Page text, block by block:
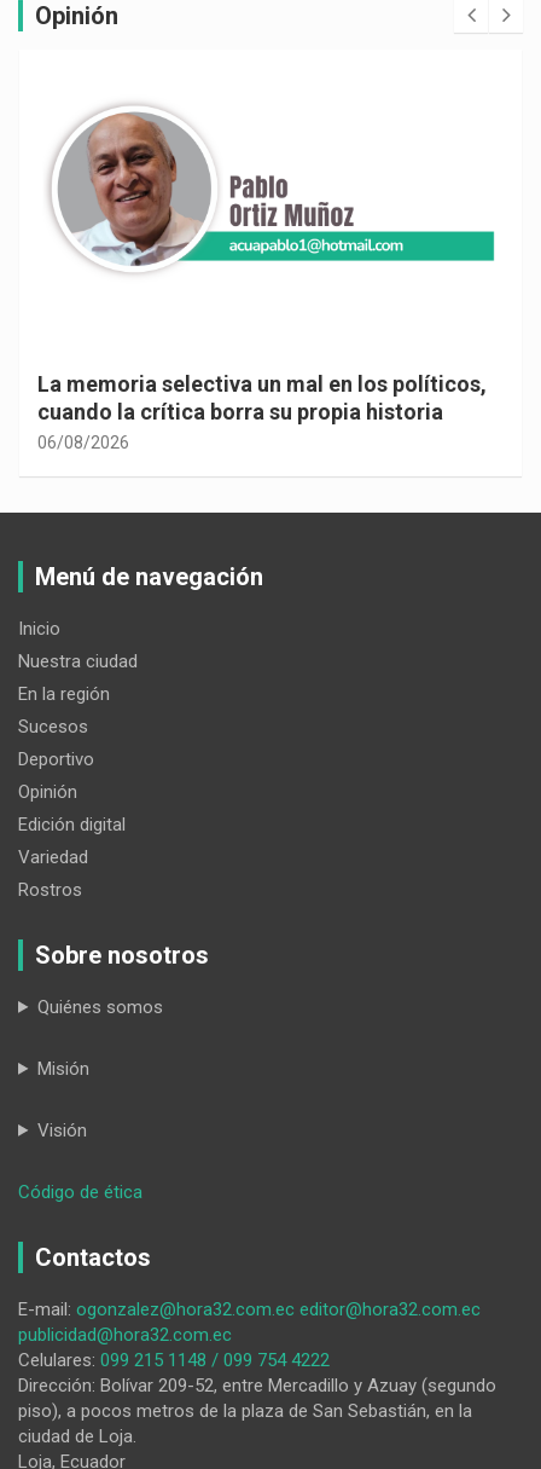
Opinión
La memoria selectiva un mal en los políticos,
cuando la crítica borra su propia historia
06/08/2026
Menú de navegación
Inicio
Nuestra ciudad
En la región
Sucesos
Deportivo
Opinión
Edición digital
Variedad
Rostros
Sobre nosotros
Quiénes somos
Misión
Visión
Código de ética
Contactos
E-mail: ogonzalez@hora32.com.ec editor@hora32.com.ec
publicidad@hora32.com.ec
Celulares: 099 215 1148 / 099 754 4222
Dirección: Bolívar 209-52, entre Mercadillo y Azuay (segundo
piso), a pocos metros de la plaza de San Sebastián, en la
ciudad de Loja.
Loja, Ecuador